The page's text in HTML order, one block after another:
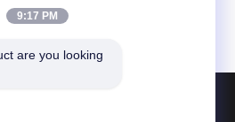
9:17 PM
are you looking